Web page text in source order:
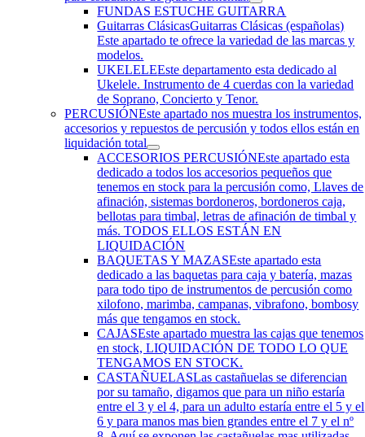
FUNDAS ESTUCHE GUITARRA
Guitarras ClásicasGuitarras Clásicas (españolas)
Este apartado te ofrece la variedad de las marcas y
modelos.
UKELELEEste departamento esta dedicado al
Ukelele. Instrumento de 4 cuerdas con la variedad
de Soprano, Concierto y Tenor.
PERCUSIÓNEste apartado nos muestra los instrumentos,
accesorios y repuestos de percusión y todos ellos están en
liquidación total
ACCESORIOS PERCUSIÓNEste apartado esta
dedicado a todos los accesorios pequeños que
tenemos en stock para la percusión como, Llaves de
afinación, sistemas bordoneros, bordoneros caja,
bellotas para timbal, letras de afinación de timbal y
más. TODOS ELLOS ESTÁN EN
LIQUIDACIÓN
BAQUETAS Y MAZASEste apartado esta
dedicado a las baquetas para caja y batería, mazas
para todo tipo de instrumentos de percusión como
xilofono, marimba, campanas, vibrafono, bombosy
más que tengamos en stock.
CAJASEste apartado muestra las cajas que tenemos
en stock, LIQUIDACIÓN DE TODO LO QUE
TENGAMOS EN STOCK.
CASTAÑUELASLas castañuelas se diferencian
por su tamaño, digamos que para un niño estaría
entre el 3 y el 4, para un adulto estaría entre el 5 y el
6 y para manos mas bien grandes entre el 7 y el nº